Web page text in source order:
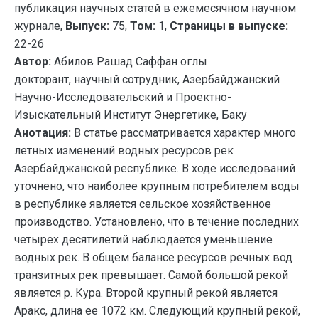
публикация научных статей в ежемесячном научном
журнале, Выпуск: 75, Том: 1, Страницы в выпуске:
22-26
Автор: Абилов Рашад Саффан оглы
докторант, научный сотрудник, Азербайджанский
Научно-Исследовательский и Проектно-
Изыскательный Институт Энергетике, Баку
Анотация: В статье рассматривается характер много
летных изменений водных ресурсов рек
Азербайджанской республике. В ходе исследований
уточнено, что наиболее крупным потребителем воды
в республике является сельское хозяйственное
производство. Установлено, что в течение последних
четырех десятилетий наблюдается уменьшение
водных рек. В общем балансе ресурсов речных вод
транзитных рек превышает. Самой большой рекой
является р. Кура. Второй крупный рекой является
Аракс, длина ее 1072 км. Следующий крупный рекой,